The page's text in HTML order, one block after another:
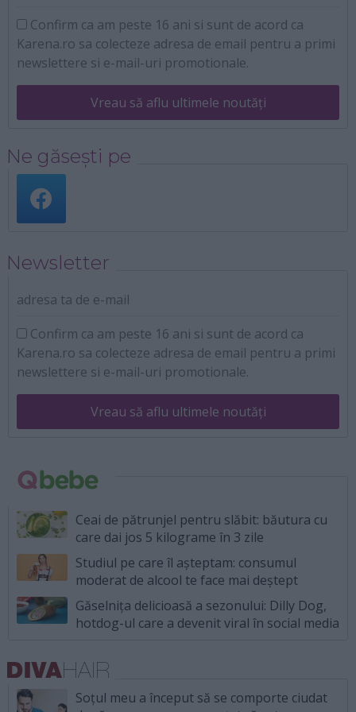
Confirm ca am peste 16 ani si sunt de acord ca
Karena.ro sa colecteze adresa de email pentru a primi
newslettere si e-mail-uri promotionale.
Vreau să aflu ultimele noutăți
Ne găsești pe
Newsletter
adresa ta de e-mail
Confirm ca am peste 16 ani si sunt de acord ca
Karena.ro sa colecteze adresa de email pentru a primi
newslettere si e-mail-uri promotionale.
Vreau să aflu ultimele noutăți
Ceai de pătrunjel pentru slăbit: băutura cu
care dai jos 5 kilograme în 3 zile
Studiul pe care îl așteptam: consumul
moderat de alcool te face mai deștept
Găselnița delicioasă a sezonului: Dilly Dog,
hotdog-ul care a devenit viral în social media
Soțul meu a început să se comporte ciudat